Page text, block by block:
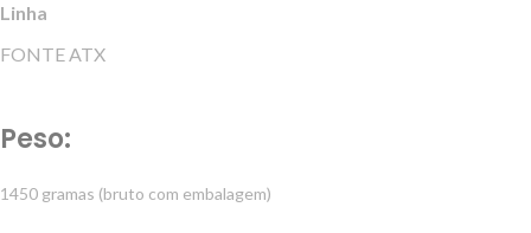
Linha
FONTE ATX
Peso:
1450 gramas (bruto com embalagem)